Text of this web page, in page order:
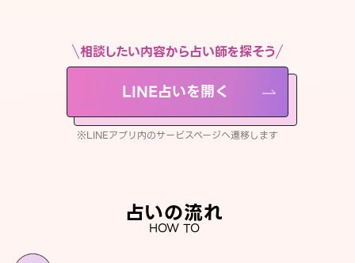
相談したい内容から占い師を探そう
LINE占いを開く
※LINEアプリ内のサービスページへ遷移します
占いの流れ
HOW TO